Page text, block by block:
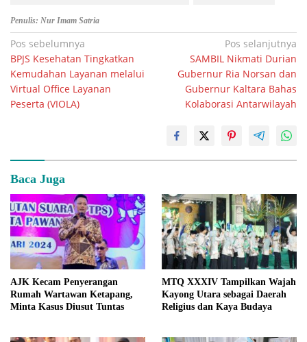
Penulis: Nur Imam Satria
Navigasi
pos
Pos sebelumnya
BPJS Kesehatan Tingkatkan
Kemudahan Layanan melalui
Virtual Office Layanan
Peserta (VIOLA)
Pos selanjutnya
SAMBIL Nikmati Durian
Gubernur Ria Norsan dan
Gubernur Kaltara Bahas
Kolaborasi Antarwilayah
Baca Juga
AJK Kecam Penyerangan
Rumah Wartawan Ketapang,
Minta Kasus Diusut Tuntas
MTQ XXXIV Tampilkan Wajah
Kayong Utara sebagai Daerah
Religius dan Kaya Budaya